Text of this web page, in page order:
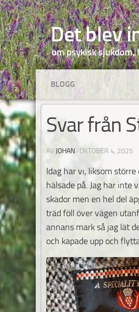
Hoppa till innehåll
Det blev
om psykisk sjukdom,
BLOGG
Svar från
AV JOHAN · OKTOBER 4, 2025
Idag har vi, liksom
hälsade på. Jag har inte
skador men en hel del
träd föll över vägen
annans mark så jag lät
och kapade upp och